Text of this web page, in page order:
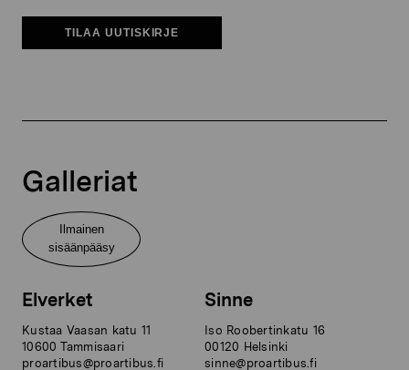
TILAA UUTISKIRJE
Galleriat
Ilmainen
sisäänpääsy
Elverket
Kustaa Vaasan katu 11
10600 Tammisaari
proartibus@proartibus.fi
Sinne
Iso Roobertinkatu 16
00120 Helsinki
sinne@proartibus.fi